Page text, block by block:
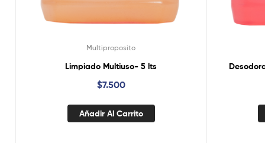
Multiproposito
Limpiado Multiuso- 5 lts
$7.500
Añadir Al Carrito